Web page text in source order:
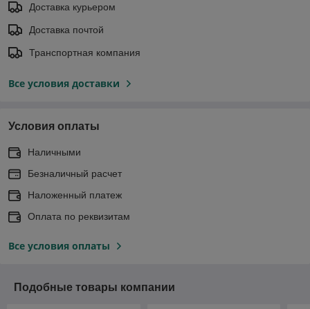
Доставка курьером
Доставка почтой
Транспортная компания
Все условия доставки
Условия оплаты
Наличными
Безналичный расчет
Наложенный платеж
Оплата по реквизитам
Все условия оплаты
Подобные товары компании